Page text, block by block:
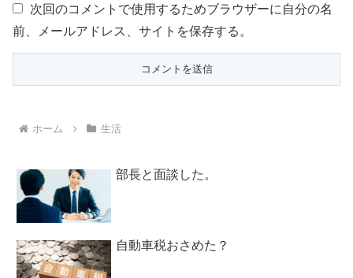
次回のコメントで使用するためブラウザーに自分の名
前、メールアドレス、サイトを保存する。
ホーム 生活
部長と面談した。
自動車税おさめた？